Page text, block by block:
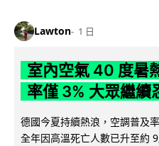
Lawton 1 日
室內空氣 40 度暑
率僅 3% 大眾繼續
德國今夏持續熱浪，空調普及
全年因高溫死亡人數已升至約